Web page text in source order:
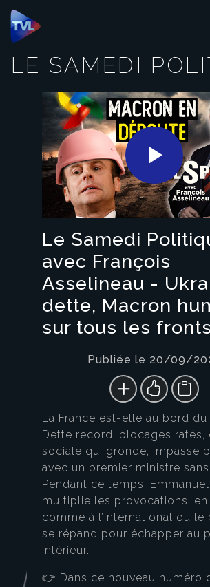
Panneau de gestion des cookies
LE SAMEDI
Play
Le Samedi
avec François
Asselineau -
dette, Macron
sur tous les
Publiée le 20/09/
La France est-elle au bord du
Dette record, blocages ratés,
sociale qui gronde, impasse
avec un premier ministre
Pendant ce temps,
multiplie les provocations, en
comme à l’international où le
se répand pour échapper au
intérieur.
👉 Dans ce nouveau numéro